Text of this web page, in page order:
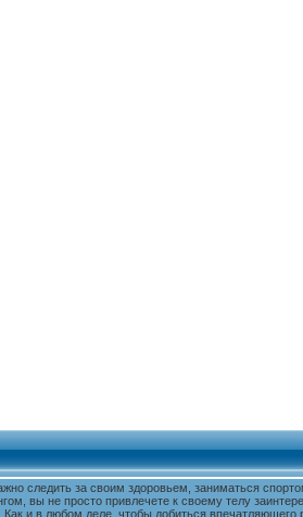
следить за своим здоровьем, заниматься
вы не просто привлечете к своему телу
и в любом деле, чтобы добиться